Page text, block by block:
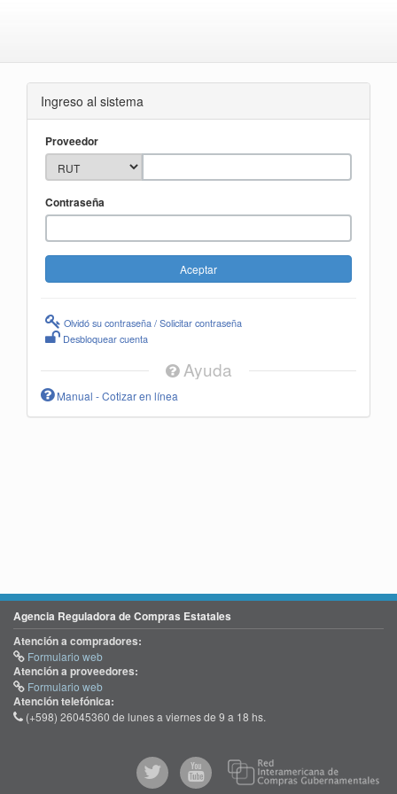
Ingreso al sistema
Proveedor
Contraseña
Olvidó su contraseña / Solicitar contraseña
Desbloquear cuenta
Ayuda
Manual - Cotizar en línea
Agencia Reguladora de Compras Estatales
Atención a compradores:
Formulario web
Atención a proveedores:
Formulario web
Atención telefónica:
(+598) 26045360 de lunes a viernes de 9 a 18 hs.
@comprasgubuy
ACCE